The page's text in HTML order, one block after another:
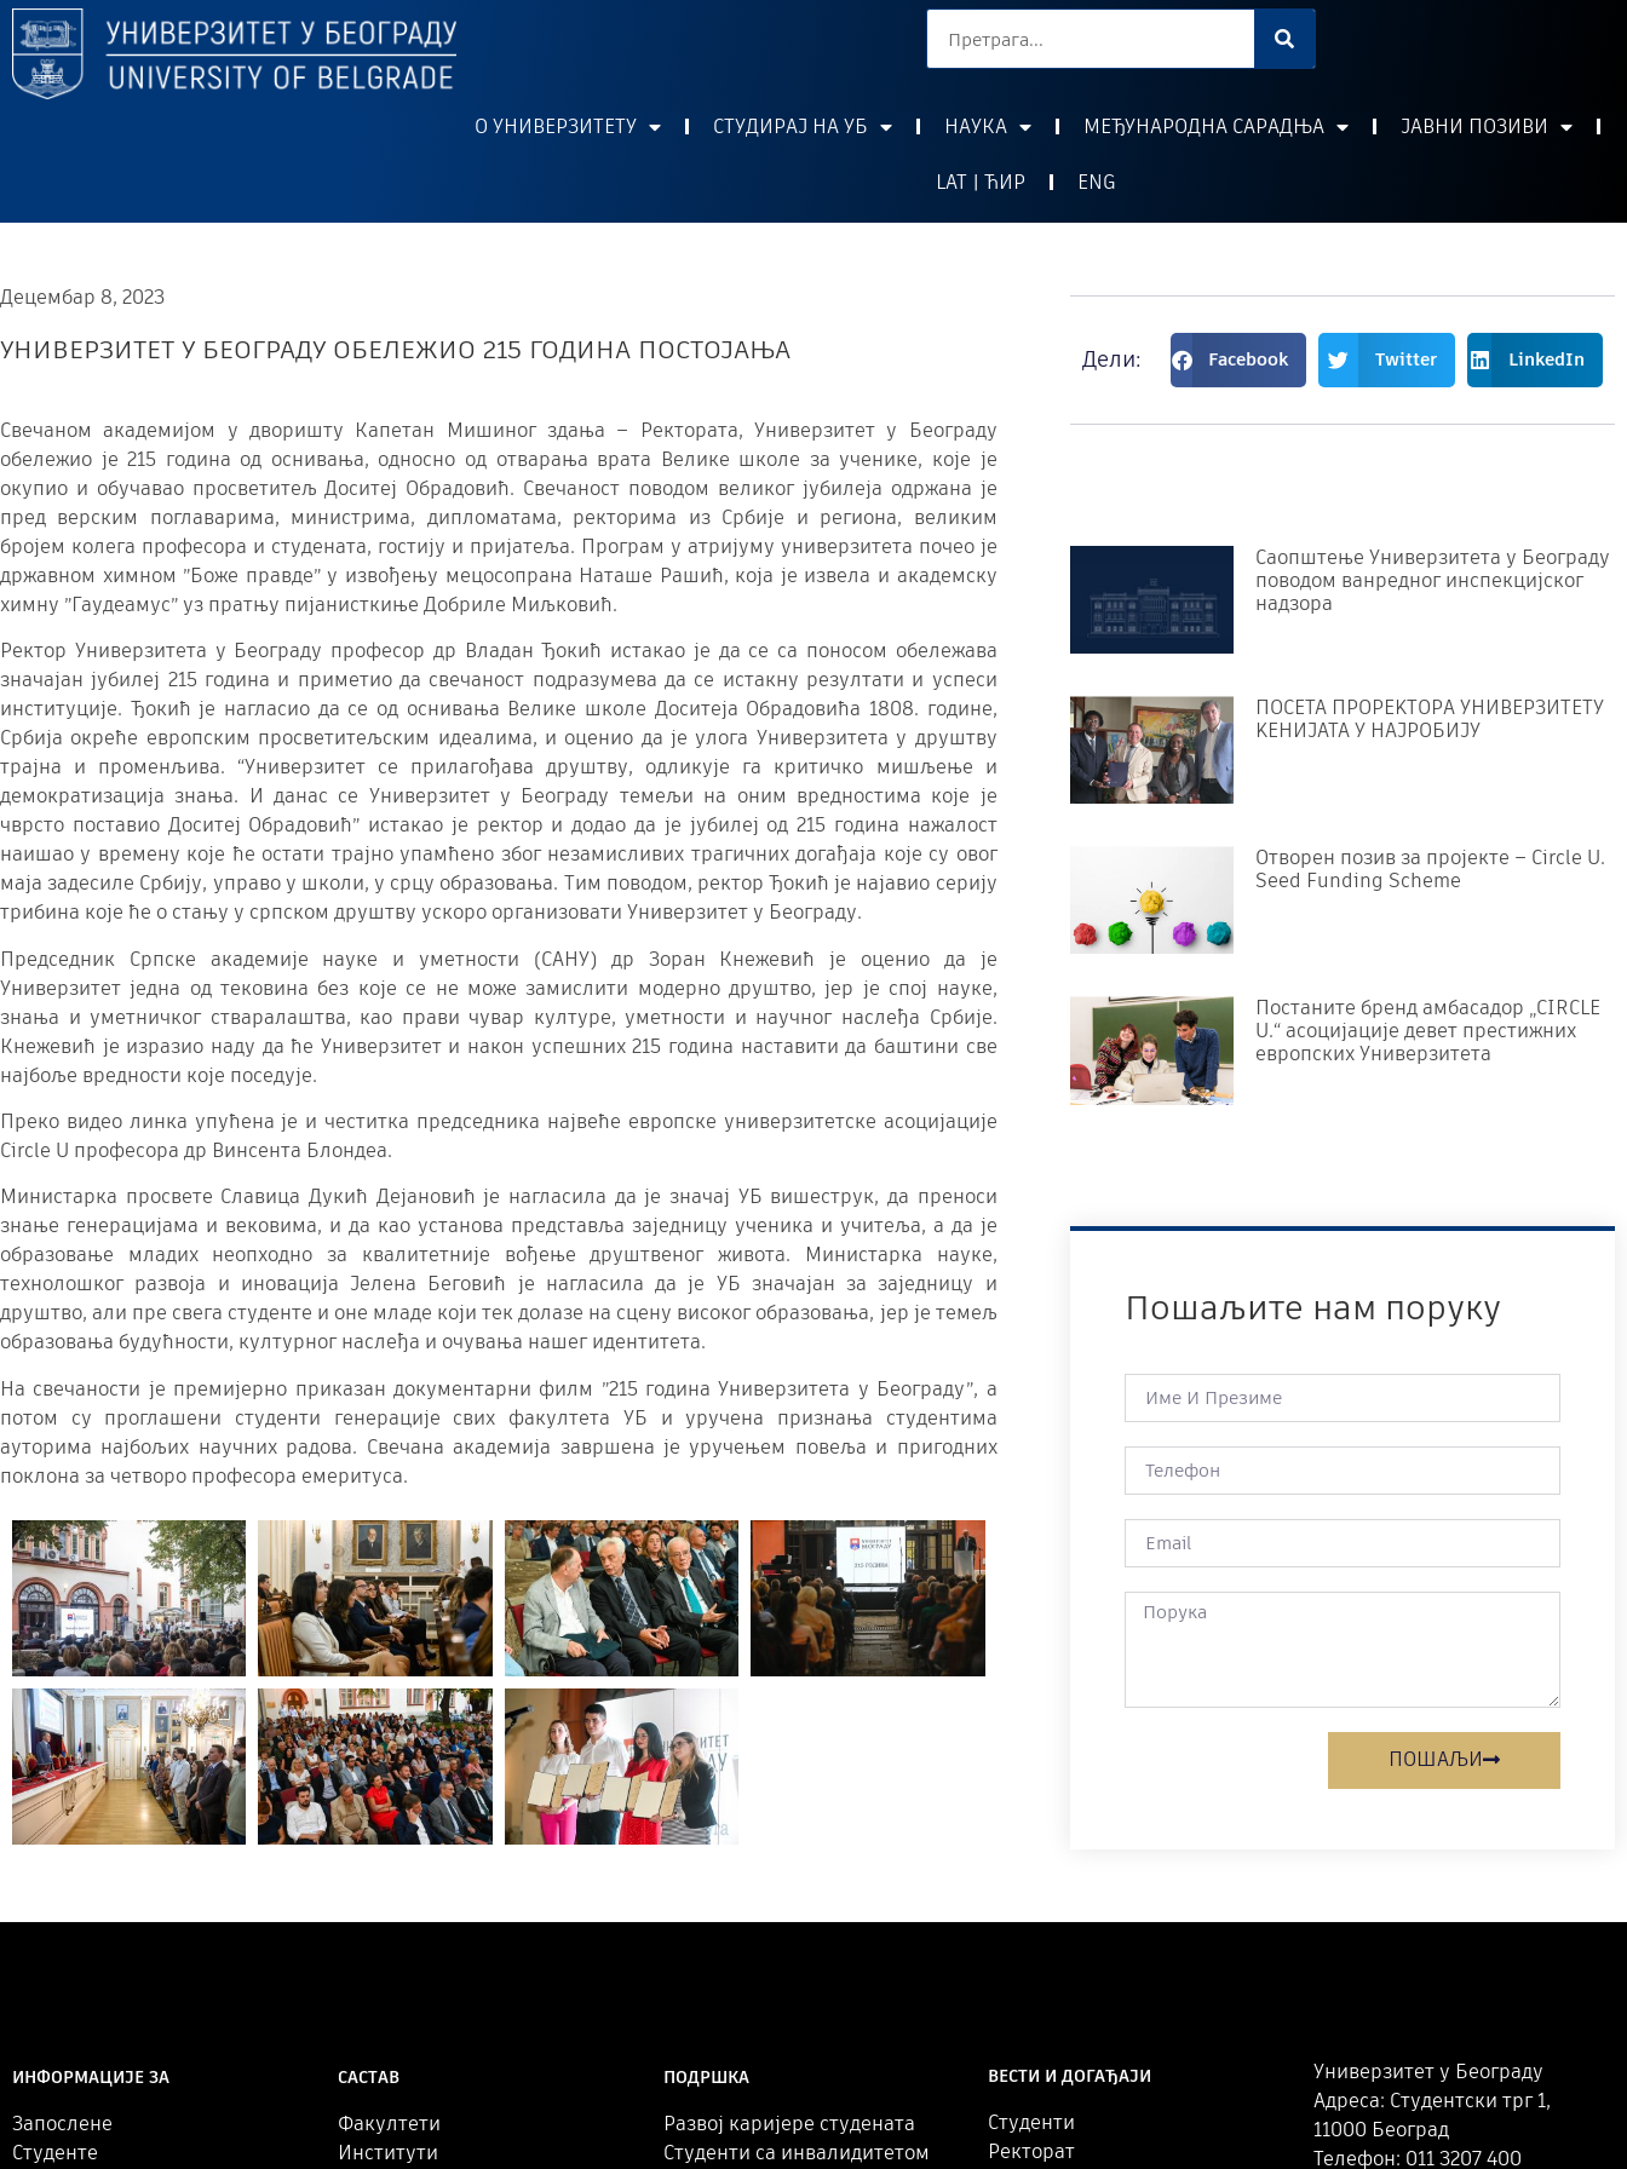
О УНИВЕРЗИТЕТУ СТУДИРАЈ НА УБ НАУКА МЕЂУНАРОДНА САРАДЊА
ЈАВНИ ПОЗИВИ
LAT | ЋИР
ENG
Децембар 8, 2023
УНИВЕРЗИТЕТ У БЕОГРАДУ ОБЕЛЕЖИО 215 ГОДИНА ПОСТОЈАЊА
Свечаном академијом у дворишту Капетан Мишиног здања – Ректората, Универзитет у Београду
обележио је 215 година од оснивања, односно од отварања врата Велике школе за ученике, које је
окупио и обучавао просветитељ Доситеј Обрадовић. Свечаност поводом великог јубилеја одржана је
пред верским поглаварима, министрима, дипломатама, ректорима из Србије и региона, великим
бројем колега професора и студената, гостију и пријатеља. Програм у атријуму универзитета почео је
државном химном ”Боже правде” у извођењу мецосопрана Наташе Рашић, која је извела и академску
химну ”Гаудеамус” уз пратњу пијанисткиње Добриле Миљковић.
Ректор Универзитета у Београду професор др Владан Ђокић истакао је да се са поносом обележава
значајан јубилеј 215 година и приметио да свечаност подразумева да се истакну резултати и успеси
институције. Ђокић је нагласио да се од оснивања Велике школе Доситеја Обрадовића 1808. године,
Србија окреће европским просветитељским идеалима, и оценио да је улога Универзитета у друштву
трајна и променљива. “Универзитет се прилагођава друштву, одликује га критичко мишљење и
демократизација знања. И данас се Универзитет у Београду темељи на оним вредностима које је
чврсто поставио Доситеј Обрадовић” истакао је ректор и додао да је јубилеј од 215 година нажалост
наишао у времену које ће остати трајно упамћено због незамисливих трагичних догађаја које су овог
маја задесиле Србију, управо у школи, у срцу образовања. Тим поводом, ректор Ђокић је најавио серију
трибина које ће о стању у српском друштву ускоро организовати Универзитет у Београду.
Председник Српске академије науке и уметности (САНУ) др Зоран Кнежевић је оценио да је
Универзитет једна од тековина без које се не може замислити модерно друштво, јер је спој науке,
знања и уметничког стваралаштва, као прави чувар културе, уметности и научног наслеђа Србије.
Кнежевић је изразио наду да ће Универзитет и након успешних 215 година наставити да баштини све
најбоље вредности које поседује.
Преко видео линка упућена је и честитка председника највеће европске универзитетске асоцијације
Circle U професора др Винсента Блондеа.
Министарка просвете Славица Дукић Дејановић је нагласила да је значај УБ вишеструк, да преноси
знање генерацијама и вековима, и да као установа представља заједницу ученика и учитеља, а да је
образовање младих неопходно за квалитетније вођење друштвеног живота. Министарка науке,
технолошког развоја и иновација Јелена Беговић је нагласила да је УБ значајан за заједницу и
друштво, али пре свега студенте и оне младе који тек долазе на сцену високог образовања, јер је темељ
образовања будућности, културног наслеђа и очувања нашег идентитета.
На свечаности је премијерно приказан документарни филм ”215 година Универзитета у Београду”, а
потом су проглашени студенти генерације свих факултета УБ и уручена признања студентима
ауторима најбољих научних радова. Свечана академија завршена је уручењем повеља и пригодних
поклона за четворо професора емеритуса.
Дели: Facebook Twitter LinkedIn
Саопштење Универзитета у Београду
поводом ванредног инспекцијског
надзора
ПОСЕТА ПРОРЕKТОРА УНИВЕРЗИТЕТУ
KЕНИЈАТА У НАЈРОБИЈУ
Отворен позив за пројекте – Circle U.
Seed Funding Scheme
Постаните бренд амбасадор „CIRCLE
U.“ асоцијације девет престижних
европских Универзитета
Пошаљите нам поруку
ПОШАЉИ
ИНФОРМАЦИЈЕ ЗА
Запослене
Студенте
САСТАВ
Факултети
Институти
ПОДРШКА
Развој каријере студената
Студенти са инвалидитетом
ВЕСТИ И ДОГАЂАЈИ
Студенти
Ректорат
Универзитет у Београду
Адреса: Студентски трг 1,
11000 Београд
Телефон: 011 3207 400